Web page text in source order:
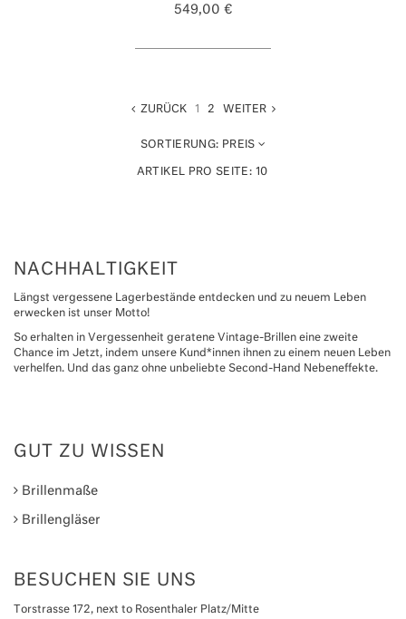
549,00 €
ZURÜCK 1 2 WEITER
SORTIERUNG: PREIS
ARTIKEL PRO SEITE: 10
NACHHALTIGKEIT
Längst vergessene Lagerbestände entdecken und zu neuem Leben
erwecken ist unser Motto!
So erhalten in Vergessenheit geratene Vintage-Brillen eine zweite
Chance im Jetzt, indem unsere Kund*innen ihnen zu einem neuen Leben
verhelfen. Und das ganz ohne unbeliebte Second-Hand Nebeneffekte.
GUT ZU WISSEN
Brillenmaße
Brillengläser
BESUCHEN SIE UNS
Torstrasse 172, next to Rosenthaler Platz/Mitte